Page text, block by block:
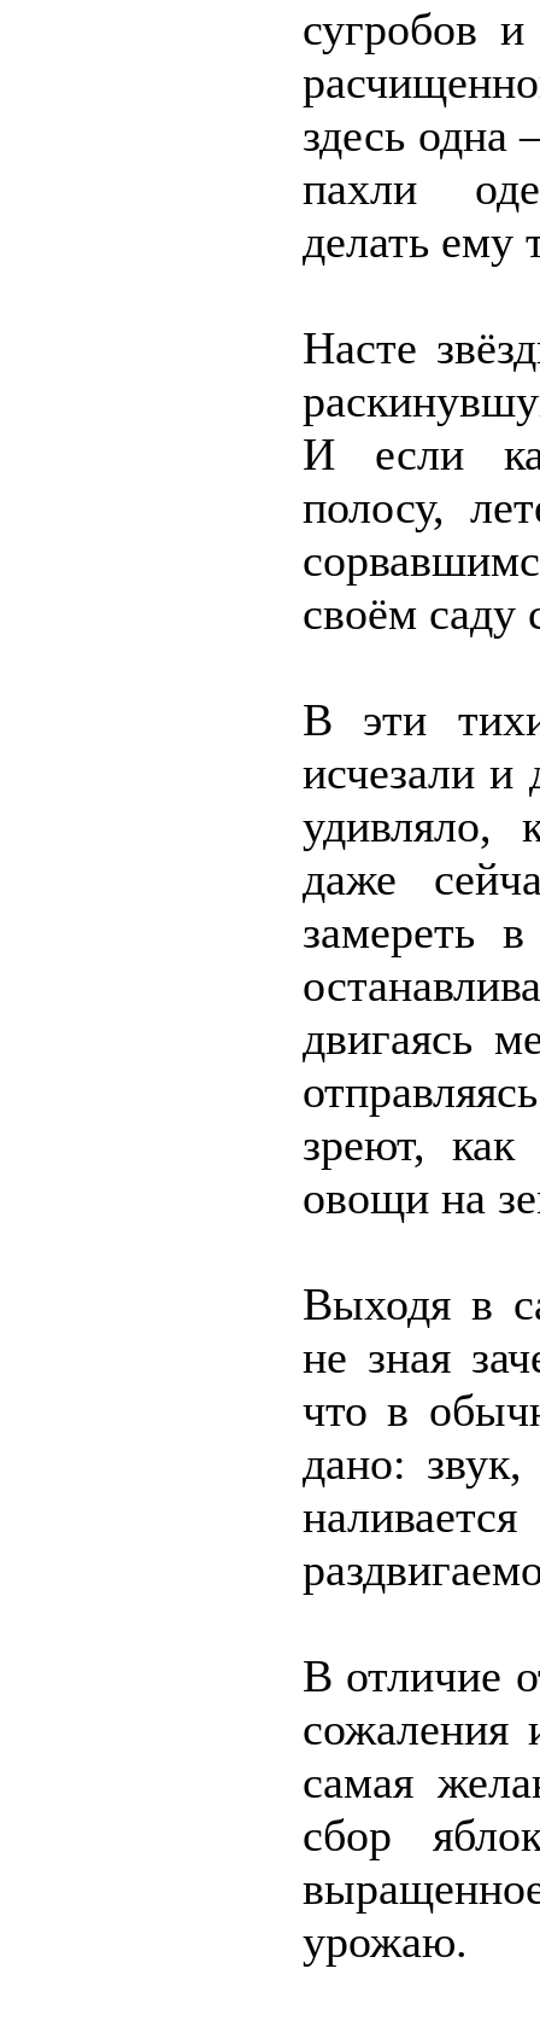
сугробов
здесь одна
пахли
делать ему
Насте
И если
полосу,
своём саду
В эти
исчезали и
удивляло,
даже
замереть
двигаясь
зреют,
овощи на
Выходя в
не зная
что в
дано:
В отличие
сожаления
самая
сбор
урожаю.